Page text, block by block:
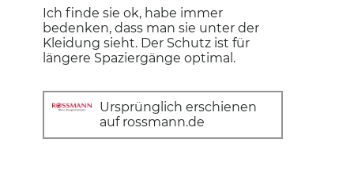
Sternen.
Ich finde sie ok, habe immer
bedenken, dass man sie unter der
Kleidung sieht. Der Schutz ist für
längere Spaziergänge optimal.
Ursprünglich erschienen
auf rossmann.de